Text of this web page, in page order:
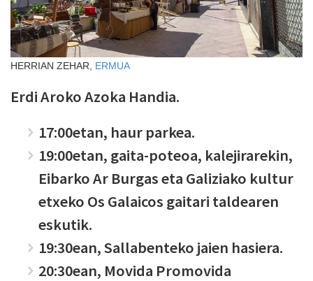
HERRIAN ZEHAR, ERMUA
Erdi Aroko Azoka Handia.
17:00etan, haur parkea.
19:00etan, gaita-poteoa, kalejirarekin,
Eibarko Ar Burgas eta Galiziako kultur
etxeko Os Galaicos gaitari taldearen
eskutik.
19:30ean, Sallabenteko jaien hasiera.
20:30ean, Movida Promovida